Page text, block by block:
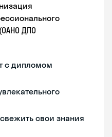
ДПО
с дипломом
свои знания